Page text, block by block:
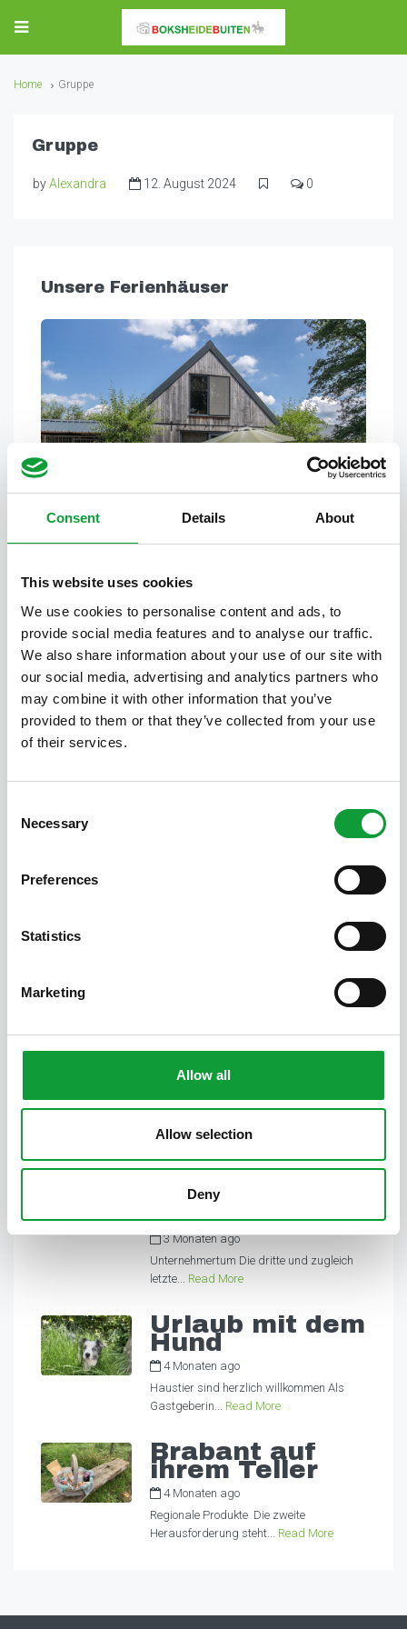
Consent Details About
This website uses cookies
We use cookies to personalise content and ads, to
provide social media features and to analyse our traffic.
We also share information about your use of our site with
our social media, advertising and analytics partners who
may combine it with other information that you’ve
provided to them or that they’ve collected from your use
of their services.
Selection
Necessary
Preferences
Statistics
Marketing
Allow all
Allow selection
Deny
Home Gruppe
Gruppe
byAlexandra 12. August 2024 0
Unsere Ferienhäuser
Kornblume-Häuschen
Barn-Häuschen
1 1
Mohnblume-Häuschen
2
Smarter
arbeiten,
herzlicher
empfangen
3 Monaten agobyAlexandra
Unternehmertum Die dritte und zugleich
letzte... Read More
Urlaub mit dem
Hund
4 Monaten ago
Haustier sind herzlich willkommen Als
Gastgeberin... Read More
Brabant auf
ihrem Teller
4 Monaten ago
Regionale Produkte Die zweite
Herausforderung steht... Read More